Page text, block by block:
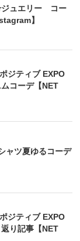
ジュエリー コー
】
ジティブ EXPO
コーデ【NET
ャツ夏ゆるコーデ
ジティブ EXPO
り記事【NET